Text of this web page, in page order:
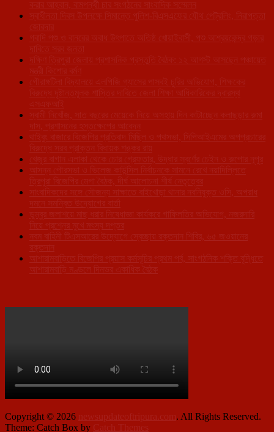
করার আহ্বান, বামপন্থী চার সংগঠনের সাংবাদিক সম্মেলন
স্বাধীনতা দিবস উপলক্ষে সিমান্তে পুলিশ-বিএসএফের যৌথ পেট্রলিং, নিরাপত্তা
জোরদার
গবাদি পশু ও বানরের অবাধ উৎপাতে অতিষ্ঠ খোয়াইবাসী, পশু আশ্রয়কেন্দ্র গড়ার
দাবিতে সরব জনতা
দক্ষিণ ত্রিপুরা জেলায় প্রশাসনিক প্রস্তুতি বৈঠক: ১২ আগস্ট আসছেন পঞ্চায়েত
মন্ত্রী কিশোর বর্মণ
গৌরাঙ্গটিলা বিদ্যালয়ে এলপিজি গ্যাসের পাসবই চুরির অভিযোগ, শিক্ষকের
বিরুদ্ধে দৃষ্টান্তমূলক শাস্তির দাবিতে জেলা শিক্ষা আধিকারিকের দ্বারস্থ
এসএফআই
স্বামী নিখোঁজ, সাত বছরের মেয়েকে নিয়ে অসহায় দিন কাটাচ্ছেন কলাছড়ার রুমা
দাস, প্রশাসনের হস্তক্ষেপের আবেদন
থাইবুং বাজারে বিজেপির প্রতিবাদ মিছিল ও পথসভা, সিপিআইএমের অপপ্রচারের
বিরুদ্ধে সরব প্রাক্তন বিধায়ক শঙ্কর রায়
খেজুর বাগান এলাকা থেকে চোর গ্রেফতার, উদ্ধার স্বর্ণের চেইন ও রুপোর নূপুর
আসন্ন পৌরসভা ও ভিলেজ কাউন্সিল নির্বাচনকে সামনে রেখে নয়াদিল্লিতে
ত্রিপুরা বিজেপির মেগা বৈঠক, দীর্ঘ আলোচনা শীর্ষ নেতৃত্বের
সাংবাদিকদের সঙ্গে সৌজন্য সাক্ষাতে বাইখোড়া থানার নবনিযুক্ত ওসি, অপরাধ
দমনে সমন্বিত উদ্যোগের বার্তা
ডুম্বুর জলাশয়ে মাছ ধরার নিষেধাজ্ঞা কার্যকরে গাফিলতির অভিযোগ, নজরদারি
নিয়ে প্রশ্নের মুখে মৎস্য দপ্তর
নবম বাহিনী টিএসআরের উদ্যোগে স্বেচ্ছায় রক্তদান শিবির, ৬৫ জওয়ানের
রক্তদান
আশারামবাড়িতে বিজেপির প্রয়াস কর্মসূচির প্রথম পর্ব, সাংগঠনিক শক্তি বৃদ্ধিতে
আশারামবাড়ি মণ্ডলে দিনভর একাধিক বৈঠক
Copyright © 2026 newsupdateoftripura.com. All Rights Reserved.
Theme: Catch Box by Catch Themes